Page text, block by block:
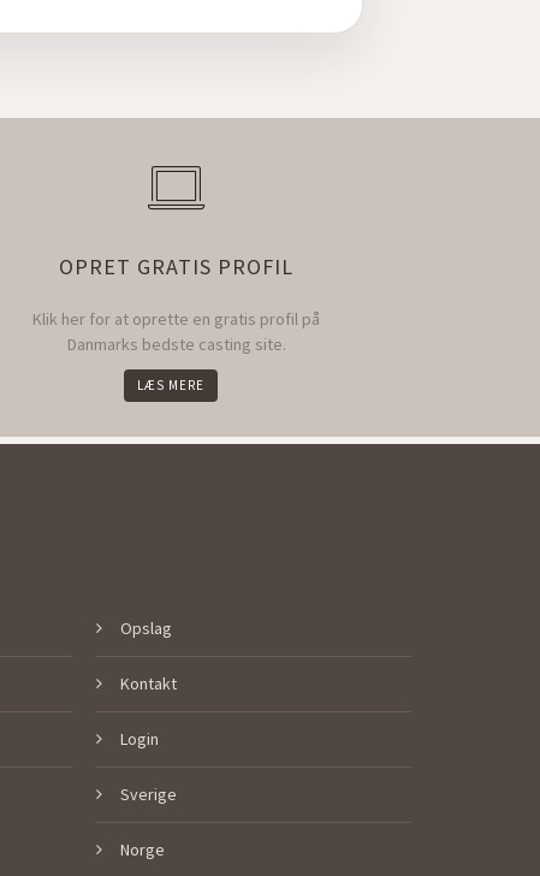
OPRET GRATIS PROFIL
Klik her for at oprette en gratis profil på
Danmarks bedste casting site.
LÆS MERE
Opslag
Kontakt
Login
Sverige
Norge